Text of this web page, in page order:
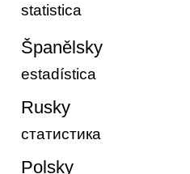
statistica
Španělsky
estadística
Rusky
статистика
Polsky